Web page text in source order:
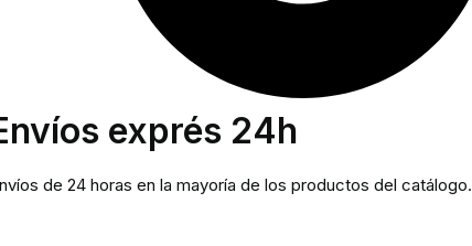
exprés 24h
de 24 horas en la mayoría de los productos del catálogo.